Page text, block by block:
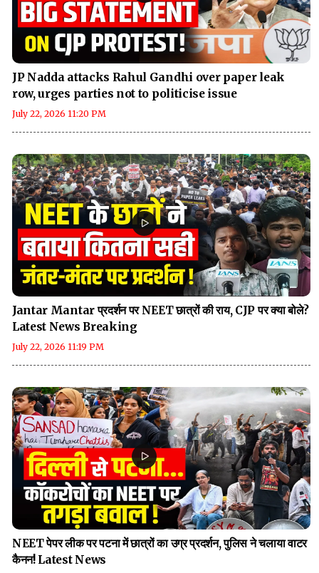
JP Nadda attacks Rahul Gandhi over paper leak
row, urges parties not to politicise issue
July 22, 2026 11:20 PM
Jantar Mantar प्रदर्शन पर NEET छात्रों की राय, CJP पर क्या बोले?
Latest News Breaking
July 22, 2026 11:19 PM
NEET पेपर लीक पर पटना में छात्रों का उग्र प्रदर्शन, पुलिस ने चलाया वाटर
कैनन! Latest News